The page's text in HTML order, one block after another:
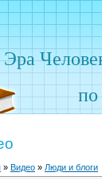
Эра
по
» Видео » Люди и блоги